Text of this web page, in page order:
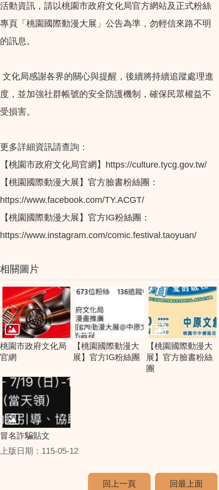
活動資訊，請以桃園市政府文化局官方網站及正式粉絲
專頁「桃園國際動漫大展」公告為準，勿輕信來路不明
的訊息。
文化局感謝各界的關心與提醒，後續將持續追蹤處理進
度，並加強社群帳號的安全防護機制，確保民眾權益不
受損害。
更多詳細資訊請查詢：
【桃園市政府文化局官網】https://culture.tycg.gov.tw/
【桃園國際動漫大展】官方臉書粉絲團：
https://www.facebook.com/TY.ACGT/
【桃園國際動漫大展】官方IG粉絲團：
https://www.instagram.com/comic.festival.taoyuan/
相關圖片
桃園市政府文化局
官網
【桃園國際動漫大
展】官方IG粉絲團
【桃園國際動漫大
展】官方臉書粉絲
團
冒名詐騙貼文
上版日期：115-05-12
回上一頁 回最上面